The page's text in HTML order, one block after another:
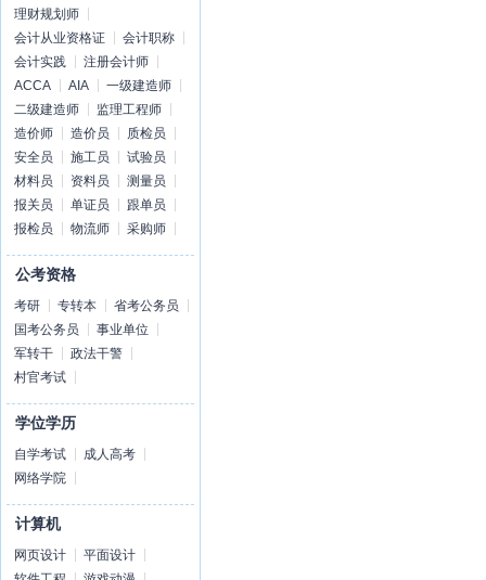
理财规划师
会计从业资格证
会计职称
会计实践
注册会计师
ACCA
AIA
一级建造师
二级建造师
监理工程师
造价师
造价员
质检员
安全员
施工员
试验员
材料员
资料员
测量员
报关员
单证员
跟单员
报检员
物流师 采购师
公考资格
考研 专转本
省考公务员
国考公务员
事业单位
军转干
政法干警
村官考试
学位学历
自学考试
成人高考
网络学院
计算机
网页设计
平面设计